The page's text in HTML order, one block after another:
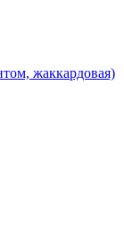
жаккардовая)